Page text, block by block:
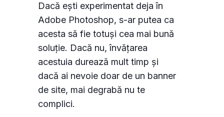
Dacă ești experimentat deja în
Adobe Photoshop, s-ar putea ca
acesta să fie totuși cea mai bună
soluție. Dacă nu, învățarea
acestuia durează mult timp și
dacă ai nevoie doar de un banner
de site, mai degrabă nu te
complici.